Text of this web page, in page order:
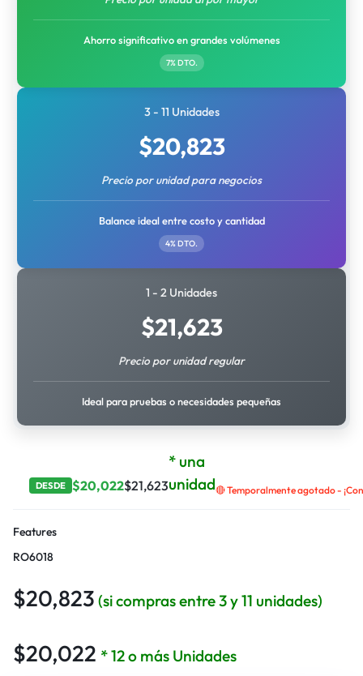
Ahorro significativo en grandes volúmenes
7% DTO.
3 - 11 Unidades
$20,823
Precio por unidad para negocios
Balance ideal entre costo y cantidad
4% DTO.
1 - 2 Unidades
$21,623
Precio por unidad regular
Ideal para pruebas o necesidades pequeñas
DESDE $20,022$21,623
* una
unidad🔴 Temporalmente agotado -
Features
RO6018
$20,823 (si compras entre 3 y 11 unidades)
$20,022 * 12 o más Unidades